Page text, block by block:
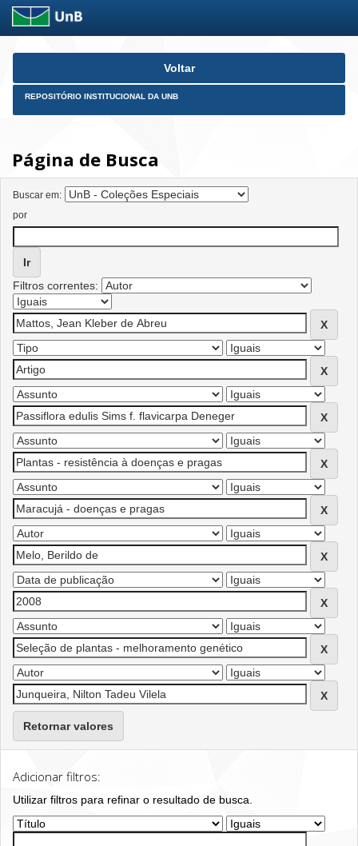
Skip
Voltar
REPOSITÓRIO INSTITUCIONAL DA UNB
Página de Busca
Buscar em:
por
Filtros correntes:
Retornar valores
Adicionar filtros:
Utilizar filtros para refinar o resultado de busca.